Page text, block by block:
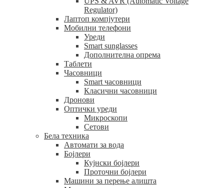
Regulator)
Лаптоп компјутери
Мобилни телефони
Уреди
Smart sunglasses
Дополнителна опрема
Таблети
Часовници
Smart часовници
Класични часовници
Дронови
Оптички уреди
Микроскопи
Сетови
Бела техника
Автомати за вода
Бојлери
Кујнски бојлери
Проточни бојлери
Машини за перење алишта